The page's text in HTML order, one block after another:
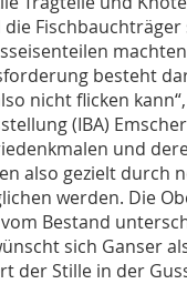
besteht
nicht flicken
(IBA)
und
also gezielt durch
werden. Die
Bestand
sich Ganser
der Stille in der